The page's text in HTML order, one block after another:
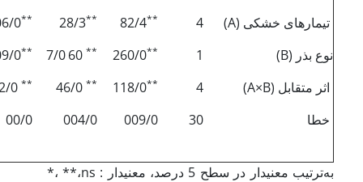
تیمارهای خشکی (A) 4
**
82/4
**
28/3
**
0
نوع بذر (B)
1
**
260/0
**
7/0
**
0
اثر متقابل (A×B)
4
**
118/0
**
**
خطا
30
009/0
004/0
00/0
*، **،ns : به‌ترتیب معنی­دار در سطح 5 درصد، معنی­دار